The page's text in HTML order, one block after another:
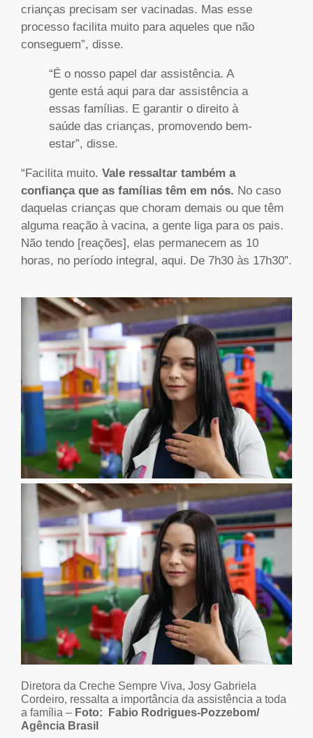
crianças precisam ser vacinadas. Mas esse
processo facilita muito para aqueles que não
conseguem”, disse.
“É o nosso papel dar assistência. A
gente está aqui para dar assistência a
essas famílias. E garantir o direito à
saúde das crianças, promovendo bem-
estar”, disse.
“Facilita muito. Vale ressaltar também a
confiança que as famílias têm em nós. No caso
daquelas crianças que choram demais ou que têm
alguma reação à vacina, a gente liga para os pais.
Não tendo [reações], elas permanecem as 10
horas, no período integral, aqui. De 7h30 às 17h30”.
Diretora da Creche Sempre Viva, Josy Gabriela
Cordeiro, ressalta a importância da assistência a toda
a família – Foto:
Fabio Rodrigues-Pozzebom/
Agência Brasil